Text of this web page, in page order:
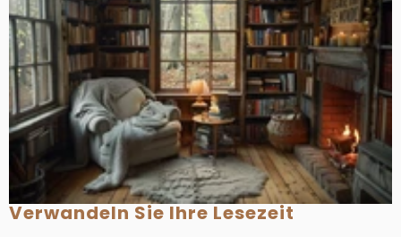
Verwandeln Sie Ihre Lesezeit